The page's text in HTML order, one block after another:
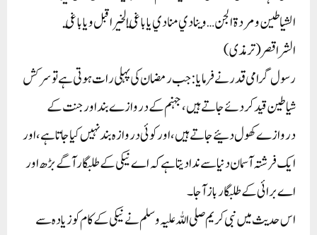
الشياطين ومردة الجن… وينادي منادي ياباغي الخير اقبل وياباغي
الشراقصر(ترمذی)
رسول گرامی قدر نے فرمایا:جب رمضان کی پہلی رات ہوتی ہے تو سرکش
شیاطین قید کردئے جاتے ہیں، جہنم کے دروازے بند اور جنت کے
دروازے کھول دئیے جاتے ہیں، اور کوئی دروازہ بند نہیں کیا جاتا ہے، اور
ایک فرشتہ آسمان دنیا سے ندا دیتا ہے کہ اے نیکی کے طلبگار آگے بڑھ اور
اے برائی کے طلبگار باز آجا۔
اس حدیث میں نبی کریم صلی اللہ علیہ وسلم نے نیکی کے کام کو زیادہ سے